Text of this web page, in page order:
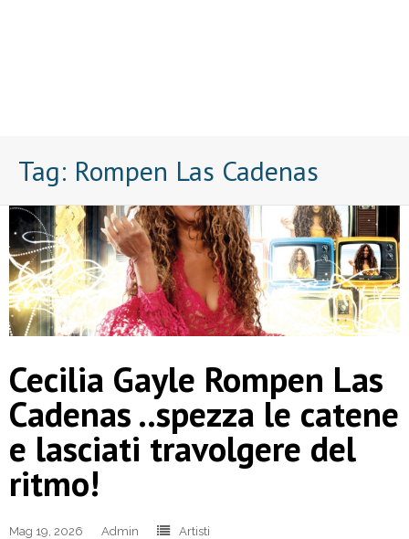
Tag: Rompen Las Cadenas
Cecilia Gayle Rompen Las
Cadenas ..spezza le catene
e lasciati travolgere del
ritmo!
Mag 19, 2026 Admin
Artisti